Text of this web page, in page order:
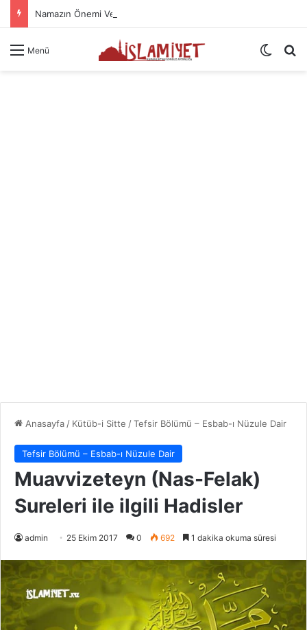
Namazın Önemi Ve Fazileti
Menü Dış
Anasayfa/ Kütüb-i Sitte /Tefsir Bölümü – Esbab-ı Nüzule Dair
Tefsir Bölümü – Esbab-ı Nüzule Dair
Muavvizeteyn (Nas-Felak)
Sureleri ile ilgili Hadisler
admin 25 Ekim 2017 0 692 1 dakika okuma süresi